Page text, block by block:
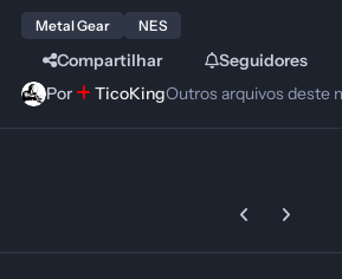
Metal Gear NES
Compartilhar
Seguidores
Por
TicoKingOutros arquivos deste
PreviousNext